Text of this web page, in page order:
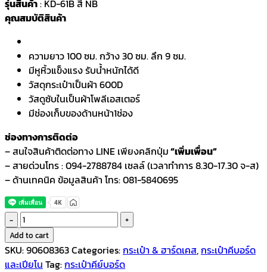
รุ่นสินค้า: KD-61B สี NB
คุณสมบัติสินค้า
ความยาว 100 ซม. กว้าง 30 ซม. ลึก 9 ซม.
มีหูหิ้วแข็งแรง รับน้ำหนักได้ดี
วัสดุกระเป๋าเป็นผ้า 600D
วัสดูซับในเป็นผ้าโพลีเอสเตอร์
มีช่องเก็บของด้านหน้า1ช่อง
ช่องทางการติดต่อ
– สนใจสินค้าติดต่อทาง LINE เพียงคลิกปุ่ม“เพิ่มเพื่อน”
– สายด่วนโทร : 094-2788784 เซลล์ (เวลาทำการ 8.30-17.30 จ-ส)
– ด้านเทคนิค ข้อมูลสินค้า โทร: 081-5840695
D&J
กระเป๋า
คีย์บอร์ด
61คีย์
Add to cart
SKU:90608363Categories:กระเป๋า & ฮาร์ดเคส,กระเป๋าคีบอร์ด
และเปียโน Tag:กระเป๋าคีย์บอร์ด